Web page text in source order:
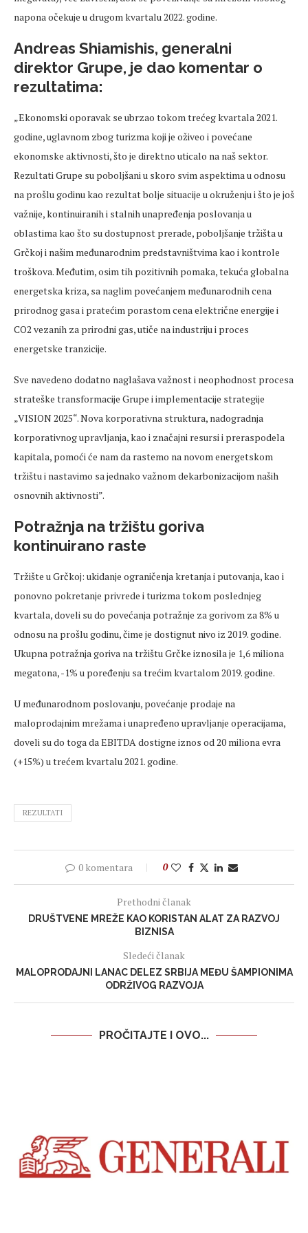
napona očekuje u drugom kvartalu 2022. godine.
Andreas Shiamishis, generalni
direktor Grupe, je dao komentar o
rezultatima:
„Ekonomski oporavak se ubrzao tokom trećeg kvartala 2021.
godine, uglavnom zbog turizma koji je oživeo i povećane
ekonomske aktivnosti, što je direktno uticalo na naš sektor.
Rezultati Grupe su poboljšani u skoro svim aspektima u odnosu
na prošlu godinu kao rezultat bolje situacije u okruženju i što je još
važnije, kontinuiranih i stalnih unapređenja poslovanja u
oblastima kao što su dostupnost prerade, poboljšanje tržišta u
Grčkoj i našim međunarodnim predstavništvima kao i kontrole
troškova. Međutim, osim tih pozitivnih pomaka, tekuća globalna
energetska kriza, sa naglim povećanjem međunarodnih cena
prirodnog gasa i pratećim porastom cena električne energije i
CO2 vezanih za prirodni gas, utiče na industriju i proces
energetske tranzicije.
Sve navedeno dodatno naglašava važnost i neophodnost procesa
strateške transformacije Grupe i implementacije strategije
„VISION 2025“. Nova korporativna struktura, nadogradnja
korporativnog upravljanja, kao i značajni resursi i preraspodela
kapitala, pomoći će nam da rastemo na novom energetskom
tržištu i nastavimo sa jednako važnom dekarbonizacijom naših
osnovnih aktivnosti”.
Potražnja na tržištu goriva
kontinuirano raste
Tržište u Grčkoj: ukidanje ograničenja kretanja i putovanja, kao i
ponovno pokretanje privrede i turizma tokom poslednjeg
kvartala, doveli su do povećanja potražnje za gorivom za 8% u
odnosu na prošlu godinu, čime je dostignut nivo iz 2019. godine.
Ukupna potražnja goriva na tržištu Grčke iznosila je 1,6 miliona
megatona, -1% u poređenju sa trećim kvartalom 2019. godine.
U međunarodnom poslovanju, povećanje prodaje na
maloprodajnim mrežama i unapređeno upravljanje operacijama,
doveli su do toga da EBITDA dostigne iznos od 20 miliona evra
(+15%) u trećem kvartalu 2021. godine.
REZULTATI
0 komentara 0
Prethodni članak
DRUŠTVENE MREŽE KAO KORISTAN ALAT ZA RAZVOJ
BIZNISA
Sledeći članak
MALOPRODAJNI LANAC DELEZ SRBIJA MEĐU ŠAMPIONIMA
ODRŽIVOG RAZVOJA
PROČITAJTE I OVO...